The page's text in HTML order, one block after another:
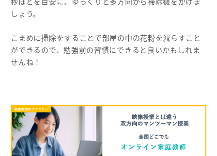
しょう。
こまめに掃除をすることで部屋の中の花粉を減らすこと
ができるので、勉強前の習慣にできると良いかもしれま
せんね！